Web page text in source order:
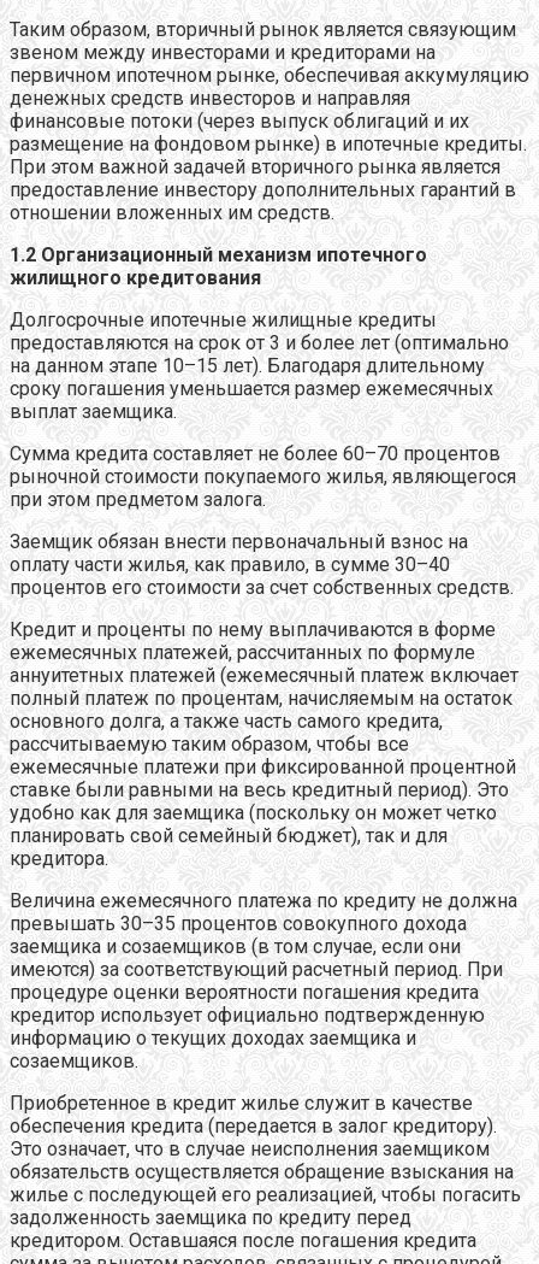
Таким образом, вторичный рынок является связующим
звеном между инвесторами и кредиторами на
первичном ипотечном рынке, обеспечивая аккумуляцию
денежных средств инвесторов и направляя
финансовые потоки (через выпуск облигаций и их
размещение на фондовом рынке) в ипотечные кредиты.
При этом важной задачей вторичного рынка является
предоставление инвестору дополнительных гарантий в
отношении вложенных им средств.
1.2 Организационный механизм ипотечного
жилищного кредитования
Долгосрочные ипотечные жилищные кредиты
предоставляются на срок от 3 и более лет (оптимально
на данном этапе 10–15 лет). Благодаря длительному
сроку погашения уменьшается размер ежемесячных
выплат заемщика.
Сумма кредита составляет не более 60–70 процентов
рыночной стоимости покупаемого жилья, являющегося
при этом предметом залога.
Заемщик обязан внести первоначальный взнос на
оплату части жилья, как правило, в сумме 30–40
процентов его стоимости за счет собственных средств.
Кредит и проценты по нему выплачиваются в форме
ежемесячных платежей, рассчитанных по формуле
аннуитетных платежей (ежемесячный платеж включает
полный платеж по процентам, начисляемым на остаток
основного долга, а также часть самого кредита,
рассчитываемую таким образом, чтобы все
ежемесячные платежи при фиксированной процентной
ставке были равными на весь кредитный период). Это
удобно как для заемщика (поскольку он может четко
планировать свой семейный бюджет), так и для
кредитора.
Величина ежемесячного платежа по кредиту не должна
превышать 30–35 процентов совокупного дохода
заемщика и созаемщиков (в том случае, если они
имеются) за соответствующий расчетный период. При
процедуре оценки вероятности погашения кредита
кредитор использует официально подтвержденную
информацию о текущих доходах заемщика и
созаемщиков.
Приобретенное в кредит жилье служит в качестве
обеспечения кредита (передается в залог кредитору).
Это означает, что в случае неисполнения заемщиком
обязательств осуществляется обращение взыскания на
жилье с последующей его реализацией, чтобы погасить
задолженность заемщика по кредиту перед
кредитором. Оставшаяся после погашения кредита